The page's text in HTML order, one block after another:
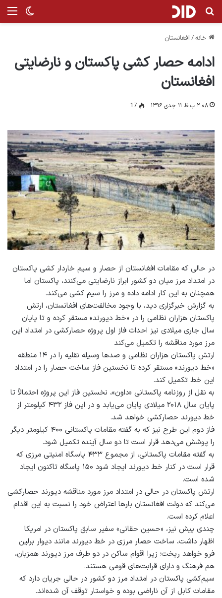
تغییر جستجو برای
خانه/ افغانستان
ادامه حصار کشی پاکستان و نارضایتی
افغانستان
۲:۰۸ ب.ظ ۱۱ جدی ۱۳۹۶ 17
در حالی که مقامات افغانستان از حصار و سیم خاردار کشی پاکستان
در امتداد مرز میان دو کشور ابراز نارضایتی می‌کنند، پاکستان اما
همچنان به این کار ادامه داده و مرز را سیم کشی می‌کند.
به گزارش خبرگزاری دید، با وجود مخالفت‌های افغانستان، ارتش
پاکستان هزاران نظامی را در «خط دیورند» مستقر کرده و تا پایان
سال جاری میلادی نیز احداث فاز اول پروژه حصارکشی در امتداد این
مرز مورد مناقشه را تکمیل می‌کند
ارتش پاکستان هزاران نظامی و صدها وسیله نقلیه را در ۱۴ منطقه
«خط دیورند» مستقر کرده تا نخستین فاز ساخت حصار را در امتداد
این خط تکمیل کند.
به نقل از روزنامه پاکستانی «داون»، نخستین فاز این پروژه احتمالاً تا
پایان سال ۲۰۱۸ میلادی پایان می‌‌یابد و در این فاز ۴۳۲ کیلومتر از
خط دیورند حصارکشی خواهد شد.
فاز دوم این طرح نیز که به گفته مقامات پاکستانی ۴۰۰ کیلومتر دیگر
را پوشش می‌دهد قرار است تا دو سال آینده تکمیل شود.
به گفته مقامات پاکستانی، از مجموع ۴۳۳ پاسگاه امنیتی مرزی که
قرار است در کنار خط دیورند ایجاد شود ۱۵۰ پاسگاه تاکنون ایجاد
شده است.
ارتش پاکستان در حالی در امتداد مرز مورد مناقشه دیورند حصارکشی
می‌کند که دولت افغانستان بارها اعتراض خود را نسبت به این اقدام
اعلام کرده است.
چندی پیش نیز، «حسین حقانی» سفیر سابق پاکستان در امریکا
اظهار داشت، ساخت حصار مرزی در خط دیورند مانند دیوار برلین
فرو خواهد ریخت؛ زیرا اقوام ساکن در دو طرف مرز دیورند همزبان،
هم فرهنگ و دارای قرابت‌های قومی هستند.
سیم‌کشی پاکستان در امتداد مرز دو کشور در حالی جریان دارد که
مقامات کابل از آن ناراضی بوده و خواستار توقف آن شده‌اند.